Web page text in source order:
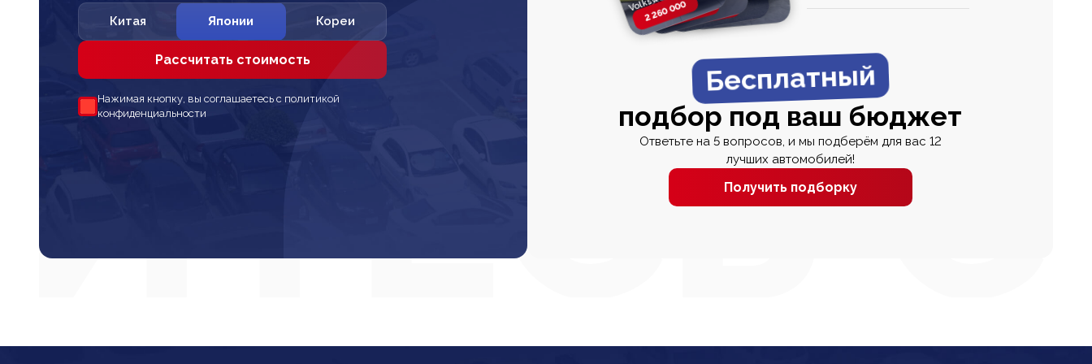
Китая Японии Кореи
Рассчитать стоимость
Нажимая кнопку, вы соглашаетесь с политикой
конфиденциальности
2 260 0002 820 000
2 820 0002 670 000
Бесплатный
подбор под ваш бюджет
Ответьте на 5 вопросов, и мы подберём для вас 12
лучших автомобилей!
Получить подборку